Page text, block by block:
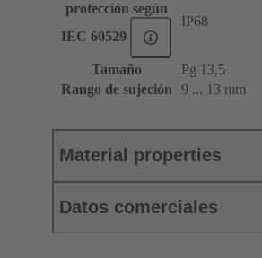
protección según
IEC 60529
IP68
Tamaño
Pg 13,5
Rango de sujeción
9 ... 13 mm
Material properties
Datos comerciales